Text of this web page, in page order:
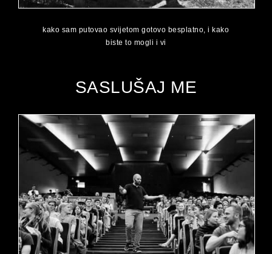
kako sam putovao svijetom gotovo besplatno, i kako
biste to mogli i vi
SASLUŠAJ ME